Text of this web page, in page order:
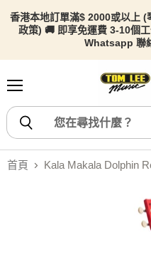
香港本地訂單滿$ 2000或以上
政策) 🚚 即享免運費 3-10個
Whatsapp 聯
首頁 Kala Makala Dolphin